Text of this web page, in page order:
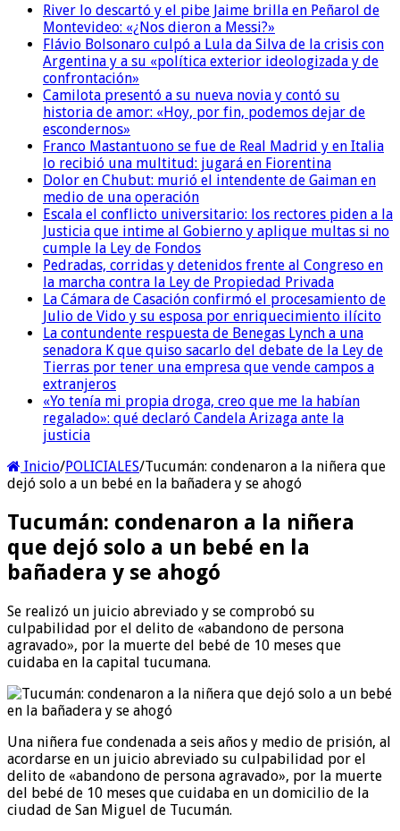
River lo descartó y el pibe Jaime brilla en Peñarol de
Montevideo: «¿Nos dieron a Messi?»
Flávio Bolsonaro culpó a Lula da Silva de la crisis con
Argentina y a su «política exterior ideologizada y de
confrontación»
Camilota presentó a su nueva novia y contó su
historia de amor: «Hoy, por fin, podemos dejar de
escondernos»
Franco Mastantuono se fue de Real Madrid y en Italia
lo recibió una multitud: jugará en Fiorentina
Dolor en Chubut: murió el intendente de Gaiman en
medio de una operación
Escala el conflicto universitario: los rectores piden a la
Justicia que intime al Gobierno y aplique multas si no
cumple la Ley de Fondos
Pedradas, corridas y detenidos frente al Congreso en
la marcha contra la Ley de Propiedad Privada
La Cámara de Casación confirmó el procesamiento de
Julio de Vido y su esposa por enriquecimiento ilícito
La contundente respuesta de Benegas Lynch a una
senadora K que quiso sacarlo del debate de la Ley de
Tierras por tener una empresa que vende campos a
extranjeros
«Yo tenía mi propia droga, creo que me la habían
regalado»: qué declaró Candela Arizaga ante la
justicia
Inicio/POLICIALES/Tucumán: condenaron a la niñera que
dejó solo a un bebé en la bañadera y se ahogó
Tucumán: condenaron a la niñera
que dejó solo a un bebé en la
bañadera y se ahogó
Se realizó un juicio abreviado y se comprobó su
culpabilidad por el delito de «abandono de persona
agravado», por la muerte del bebé de 10 meses que
cuidaba en la capital tucumana.
Una niñera fue condenada a seis años y medio de prisión, al
acordarse en un juicio abreviado su culpabilidad por el
delito de «abandono de persona agravado», por la muerte
del bebé de 10 meses que cuidaba en un domicilio de la
ciudad de San Miguel de Tucumán.